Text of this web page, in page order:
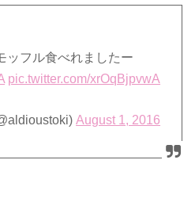
ッフル食べれましたー
pic.twitter.com/xrOqBjpvwA
August 1, 2016